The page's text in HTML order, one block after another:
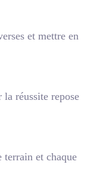
et mettre en
réussite repose
terrain et chaque